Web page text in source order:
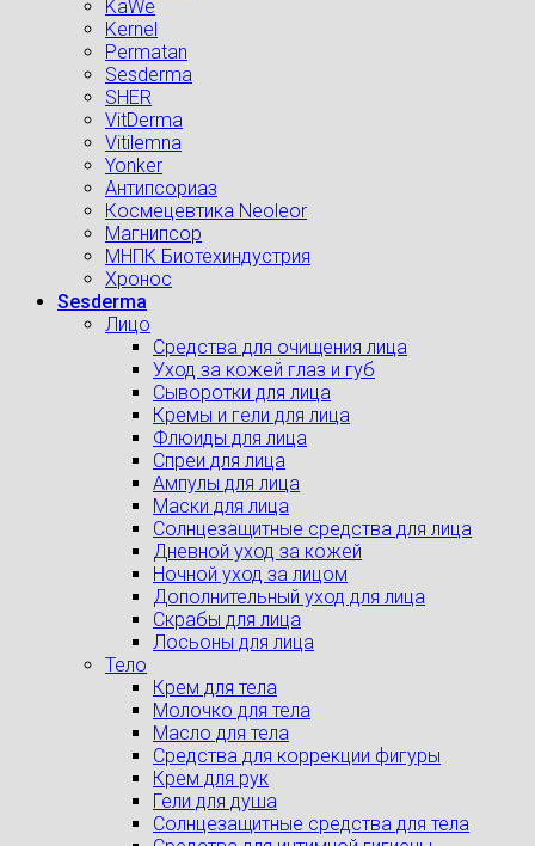
KaWe
Kernel
Permatan
Sesderma
SHER
VitDerma
Vitilemna
Yonker
Антипсориаз
Космецевтика Neoleor
Магнипсор
МНПК Биотехиндустрия
Хронос
Sesderma
Лицо
Средства для очищения лица
Уход за кожей глаз и губ
Сыворотки для лица
Кремы и гели для лица
Флюиды для лица
Спреи для лица
Ампулы для лица
Маски для лица
Солнцезащитные средства для лица
Дневной уход за кожей
Ночной уход за лицом
Дополнительный уход для лица
Скрабы для лица
Лосьоны для лица
Тело
Крем для тела
Молочко для тела
Масло для тела
Средства для коррекции фигуры
Крем для рук
Гели для душа
Солнцезащитные средства для тела